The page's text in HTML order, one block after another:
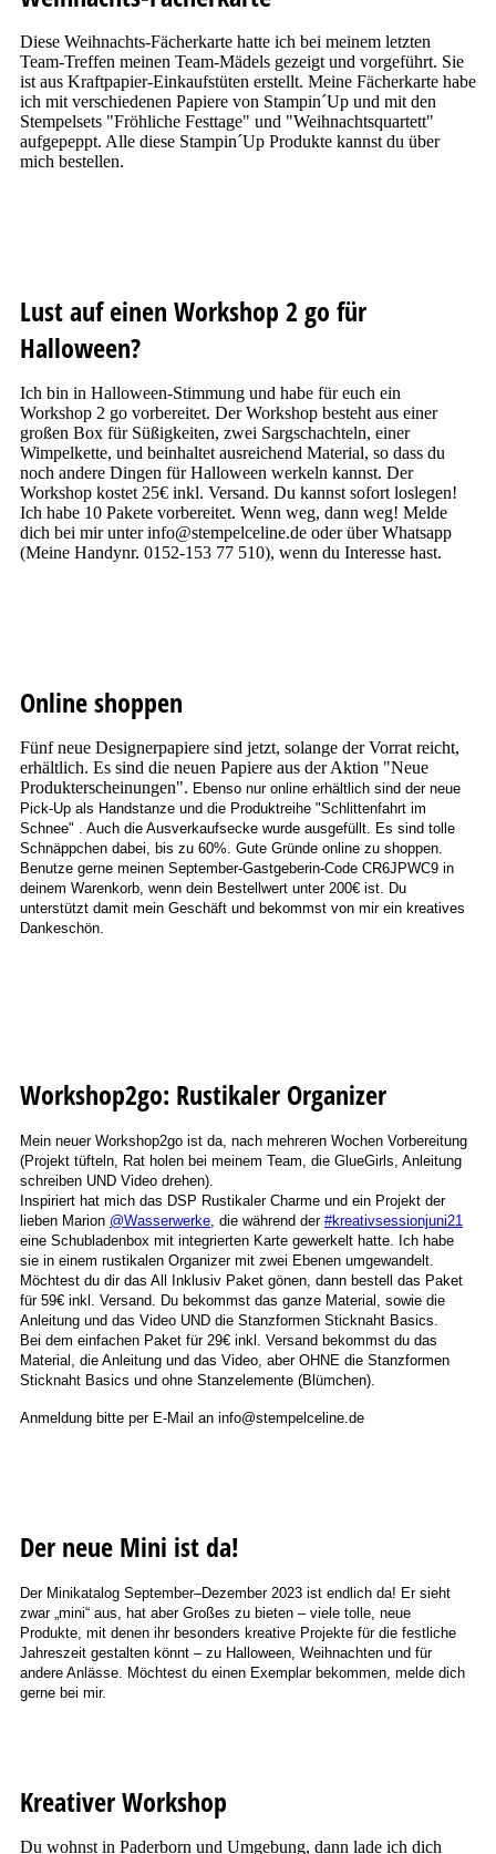
Diese Weihnachts-Fächerkarte hatte ich bei meinem letzten
Team-Treffen meinen Team-Mädels gezeigt und vorgeführt. Sie
ist aus Kraftpapier-Einkaufstüten erstellt. Meine Fächerkarte habe
ich mit verschiedenen Papiere von Stampin´Up und mit den
Stempelsets "Fröhliche Festtage" und "Weihnachtsquartett"
aufgepeppt. Alle diese Stampin´Up Produkte kannst du über
mich bestellen.
Lust auf einen Workshop 2 go für
Halloween?
Ich bin in Halloween-Stimmung und habe für euch ein
Workshop 2 go vorbereitet. Der Workshop besteht aus einer
großen Box für Süßigkeiten, zwei Sargschachteln, einer
Wimpelkette, und beinhaltet ausreichend Material, so dass du
noch andere Dingen für Halloween werkeln kannst. Der
Workshop kostet 25€ inkl. Versand. Du kannst sofort loslegen!
Ich habe 10 Pakete vorbereitet. Wenn weg, dann weg! Melde
dich bei mir unter info@stempelceline.de oder über Whatsapp
(Meine Handynr. 0152-153 77 510), wenn du Interesse hast.
Online shoppen
Fünf neue Designerpapiere sind jetzt, solange der Vorrat reicht,
erhältlich. Es sind die neuen Papiere aus der Aktion "Neue
Produkterscheinungen". Ebenso nur online erhältlich sind der neue
Pick-Up als Handstanze und die Produktreihe "Schlittenfahrt im
Schnee" . Auch die Ausverkaufsecke wurde ausgefüllt. Es sind tolle
Schnäppchen dabei, bis zu 60%. Gute Gründe online zu shoppen.
Benutze gerne meinen September-Gastgeberin-Code CR6JPWC9 in
deinem Warenkorb, wenn dein Bestellwert unter 200€ ist. Du
unterstützt damit mein Geschäft und bekommst von mir ein kreatives
Dankeschön.
Workshop2go: Rustikaler Organizer
Mein neuer Workshop2go ist da, nach mehreren Wochen Vorbereitung
(Projekt tüfteln, Rat holen bei meinem Team, die GlueGirls, Anleitung
schreiben UND Video drehen).
Inspiriert hat mich das DSP Rustikaler Charme und ein Projekt der
lieben Marion @Wasserwerke, die während der #kreativsessionjuni21
eine Schubladenbox mit integrierten Karte gewerkelt hatte. Ich habe
sie in einem rustikalen Organizer mit zwei Ebenen umgewandelt.
Möchtest du dir das All Inklusiv Paket gönen, dann bestell das Paket
für 59€ inkl. Versand. Du bekommst das ganze Material, sowie die
Anleitung und das Video UND die Stanzformen Sticknaht Basics.
Bei dem einfachen Paket für 29€ inkl. Versand bekommst du das
Material, die Anleitung und das Video, aber OHNE die Stanzformen
Sticknaht Basics und ohne Stanzelemente (Blümchen).
Anmeldung bitte per E-Mail an info@stempelceline.de
Der neue Mini ist da!
Der Minikatalog September–Dezember 2023 ist endlich da! Er sieht
zwar „mini“ aus, hat aber Großes zu bieten – viele tolle, neue
Produkte, mit denen ihr besonders kreative Projekte für die festliche
Jahreszeit gestalten könnt – zu Halloween, Weihnachten und für
andere Anlässe. Möchtest du einen Exemplar bekommen, melde dich
gerne bei mir.
Kreativer Workshop
Du wohnst in Paderborn und Umgebung, dann lade ich dich